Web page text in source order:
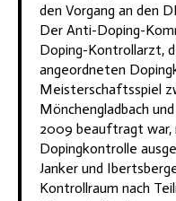
den Vorgang an den
Der Anti-Doping-
Doping-Kontrollarzt,
angeordneten
Meisterschaftsspiel
Mönchengladbach
2009 beauftragt war,
Dopingkontrolle
Janker und
Kontrollraum nach